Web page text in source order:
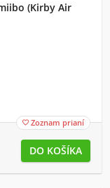
(Kirby Air
 Zoznam prianí